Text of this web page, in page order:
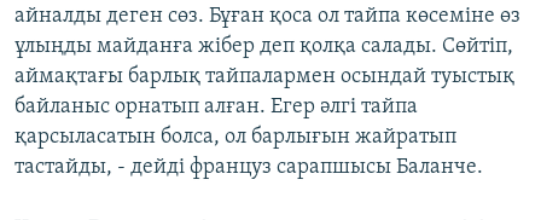
айналды деген сөз. Бұған қоса ол тайпа көсеміне өз
ұлыңды майданға жібер деп қолқа салады. Сөйтіп,
аймақтағы барлық тайпалармен осындай туыстық
байланыс орнатып алған. Егер әлгі тайпа
қарсыласатын болса, ол барлығын жайратып
тастайды, - дейді француз сарапшысы Баланче.